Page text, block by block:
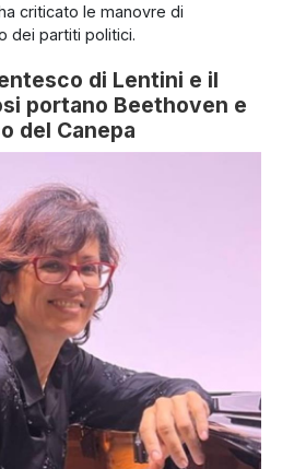
criticato le manovre di
dei partiti politici.
di Lentini e il
portano Beethoven e
del Canepa